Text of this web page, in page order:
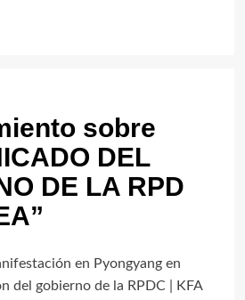
sobre
DEL
DE LA RPD
”
en Pyongyang en
del gobierno de la RPDC | KFA